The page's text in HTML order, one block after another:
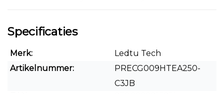
Specificaties
Merk:
Ledtu Tech
Artikelnummer:
PRECG009HTEA250-
C3JB